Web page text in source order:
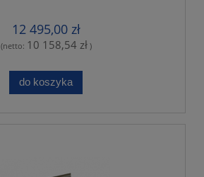
12 495,00 zł
(netto: 10 158,54 zł)
do koszyka